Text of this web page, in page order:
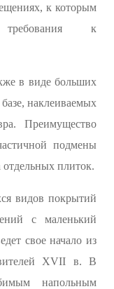
к которым
требования к
в виде больших
наклеиваемых
Преимущество
подмены
плиток.
видов покрытий
с маленький
свое начало из
XVII в. В
напольным